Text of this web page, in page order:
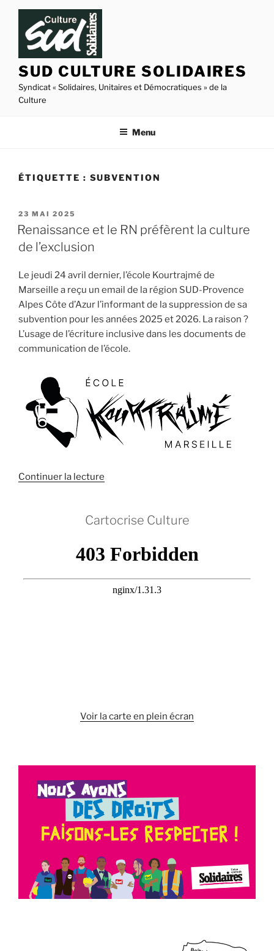
Aller
contenu
principal
SUD CULTURE SOLIDAIRES
Syndicat « Solidaires, Unitaires et Démocratiques » de la
Culture
Menu
ÉTIQUETTE : SUBVENTION
PUBLIÉ
LE
23 MAI 2025
Renaissance et le RN préfèrent la culture
de l’exclusion
Le jeudi 24 avril dernier, l’école Kourtrajmé de
Marseille a reçu un email de la région SUD-Provence
Alpes Côte d’Azur l’informant de la suppression de sa
subvention pour les années 2025 et 2026. La raison ?
L’usage de l’écriture inclusive dans les documents de
communication de l’école.
Continuer la lecture
le
préfèrent
la
culture
de
Cartocrise Culture
Voir la carte en plein écran